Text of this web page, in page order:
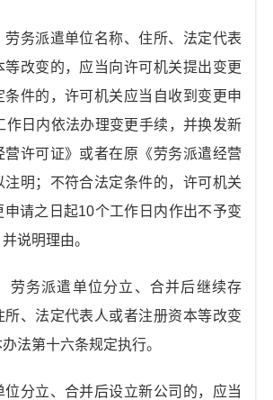
务派遣单位名称、住所、法定代表
等改变的，应当向许可机关提出变更
条件的，许可机关应当自收到变更申
作日内依法办理变更手续，并换发新
营许可证》或者在原《劳务派遣经营
注明；不符合法定条件的，许可机关
申请之日起10个工作日内作出不予变
说明理由。
劳务派遣单位分立、合并后继续存
所、法定代表人或者注册资本等改变
法第十六条规定执行。
立、合并后设立新公司的，应当